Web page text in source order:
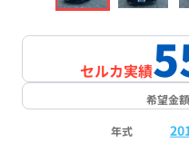
セルカ実績
希望金額
年式